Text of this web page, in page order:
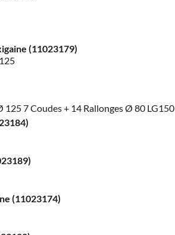
(11023179)
7 Coudes + 14 Rallonges Ø 80 LG150
(11023174)